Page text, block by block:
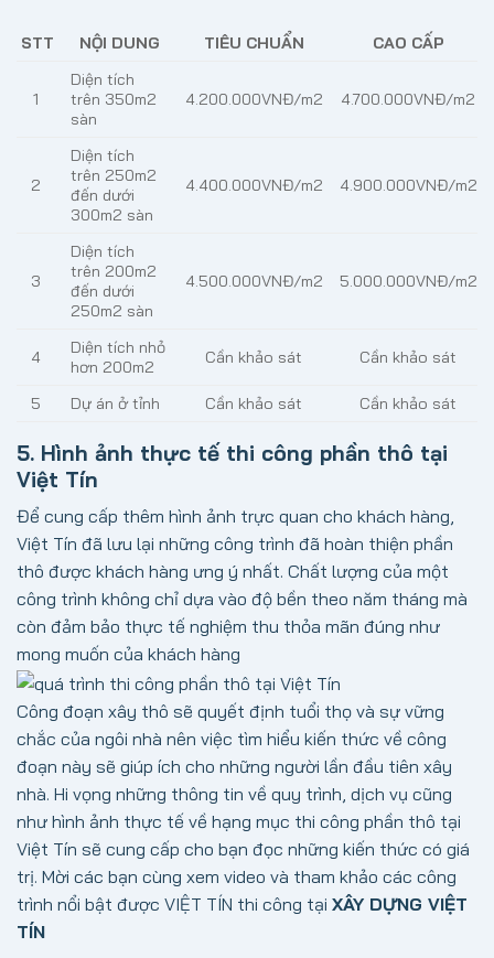
STT NỘI DUNG TIÊU CHUẨN CAO CẤP
1
Diện tích
trên 350m2
sàn
4.200.000VNĐ/m2 4.700.000VNĐ/m2
2
Diện tích
trên 250m2
đến dưới
300m2 sàn
4.400.000VNĐ/m2 4.900.000VNĐ/m2
3
Diện tích
trên 200m2
đến dưới
250m2 sàn
4.500.000VNĐ/m2 5.000.000VNĐ/m2
4
Diện tích nhỏ
hơn 200m2
Cần khảo sát Cần khảo sát
5 Dự án ở tỉnh Cần khảo sát Cần khảo sát
5. Hình ảnh thực tế thi công phần thô tại
Việt Tín
Để cung cấp thêm hình ảnh trực quan cho khách hàng,
Việt Tín đã lưu lại những công trình đã hoàn thiện phần
thô được khách hàng ưng ý nhất. Chất lượng của một
công trình không chỉ dựa vào độ bền theo năm tháng mà
còn đảm bảo thực tế nghiệm thu thỏa mãn đúng như
mong muốn của khách hàng
Công đoạn xây thô sẽ quyết định tuổi thọ và sự vững
chắc của ngôi nhà nên việc tìm hiểu kiến thức về công
đoạn này sẽ giúp ích cho những người lần đầu tiên xây
nhà. Hi vọng những thông tin về quy trình, dịch vụ cũng
như hình ảnh thực tế về hạng mục thi công phần thô tại
Việt Tín sẽ cung cấp cho bạn đọc những kiến thức có giá
trị. Mời các bạn cùng xem video và tham khảo các công
trình nổi bật được VIỆT TÍN thi công tại XÂY DỰNG VIỆT
TÍN